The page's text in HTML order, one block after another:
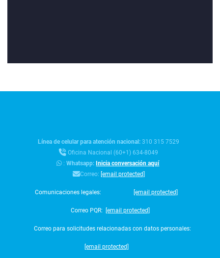
Línea de celular para atención nacional:310 315 7529
Oficina Nacional (60+1) 634-8049
:Whatsapp:Inicia conversación aquí
Correo: [email protected]
Comunicaciones legales: [email protected]
Correo PQR: [email protected]
Correo para solicitudes relacionadas con datos personales:
[email protected]